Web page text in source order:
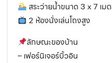
สระว่ายน้ำขนาด 3 x 7 เม
2 ห้องนั่งเล่นโถงสูง
ลักษณะของบ้าน
– เฟอร์นิเจอร์บิ้วอิน